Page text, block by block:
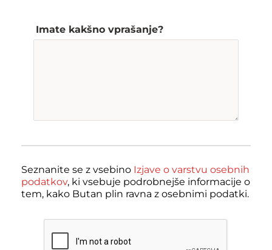
Imate kakšno vprašanje?
Seznanite se z vsebino Izjave o varstvu osebnih
podatkov, ki vsebuje podrobnejše informacije o
tem, kako Butan plin ravna z osebnimi podatki.